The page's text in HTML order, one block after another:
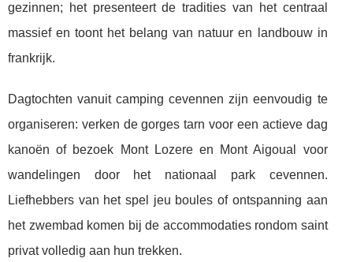
gezinnen; het presenteert de tradities van het centraal
massief en toont het belang van natuur en landbouw in
frankrijk.
Dagtochten vanuit camping cevennen zijn eenvoudig te
organiseren: verken de gorges tarn voor een actieve dag
kanoën of bezoek Mont Lozere en Mont Aigoual voor
wandelingen door het nationaal park cevennen.
Liefhebbers van het spel jeu boules of ontspanning aan
het zwembad komen bij de accommodaties rondom saint
privat volledig aan hun trekken.